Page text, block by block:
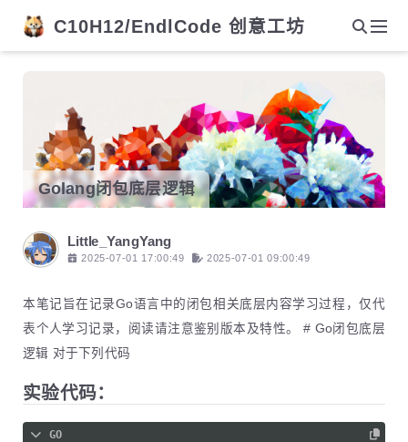
C10H12/EndlCode 创意工坊
Golang闭包底层逻辑
Little_YangYang
2025-07-01 17:00:49 2025-07-01 09:00:49
本笔记旨在记录Go语言中的闭包相关底层内容学习过程，仅代
表个人学习记录，阅读请注意鉴别版本及特性。# Go闭包底层
逻辑 对于下列代码
实验代码：
GO